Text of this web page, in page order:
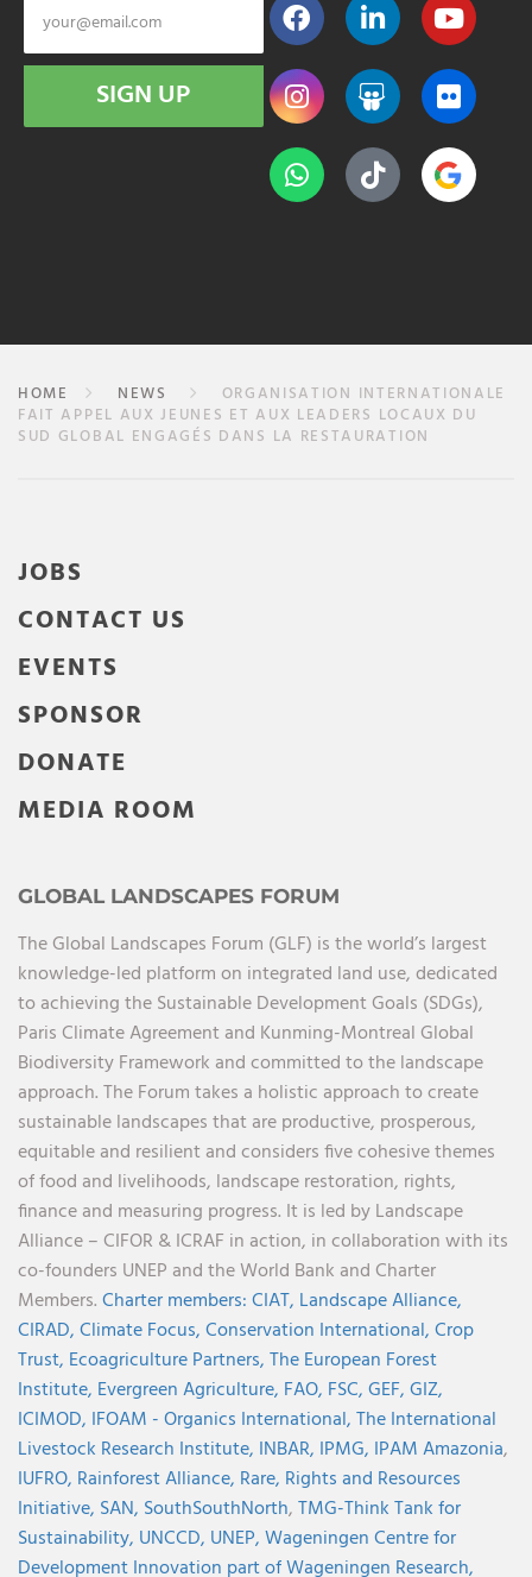
SIGN UP
HOME NEWS
ORGANISATION INTERNATIONALE
FAIT APPEL AUX JEUNES ET AUX LEADERS LOCAUX DU
SUD GLOBAL ENGAGÉS DANS LA RESTAURATION
JOBS
CONTACT US
EVENTS
SPONSOR
DONATE
MEDIA ROOM
GLOBAL LANDSCAPES FORUM
The Global Landscapes Forum (GLF) is the world’s largest
knowledge-led platform on integrated land use, dedicated
to achieving the Sustainable Development Goals (SDGs),
Paris Climate Agreement and Kunming-Montreal Global
Biodiversity Framework and committed to the landscape
approach. The Forum takes a holistic approach to create
sustainable landscapes that are productive, prosperous,
equitable and resilient and considers five cohesive themes
of food and livelihoods, landscape restoration, rights,
finance and measuring progress. It is led by Landscape
Alliance – CIFOR & ICRAF in action, in collaboration with its
co-founders UNEP and the World Bank and Charter
Members.Charter members:CIAT, Landscape Alliance,
CIRAD,Climate Focus,Conservation International,Crop
Trust, Ecoagriculture Partners,The European Forest
Institute, Evergreen Agriculture, FAO, FSC,GEF,GIZ,
ICIMOD, IFOAM - Organics International,The International
Livestock Research Institute, INBAR, IPMG, IPAM Amazonia,
IUFRO, Rainforest Alliance, Rare, Rights and Resources
Initiative, SAN, SouthSouthNorth,TMG-Think Tank for
Sustainability, UNCCD, UNEP,Wageningen Centre for
Development Innovation part of Wageningen Research,